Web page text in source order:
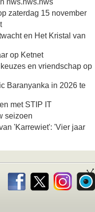
nws.nws.nws
zaterdag 15 november
en Het Kristal van
op Ketnet
en vriendschap op
Baranyanka in 2026 te
met STIP IT
seizoen
'Karrewiet': 'Vier jaar